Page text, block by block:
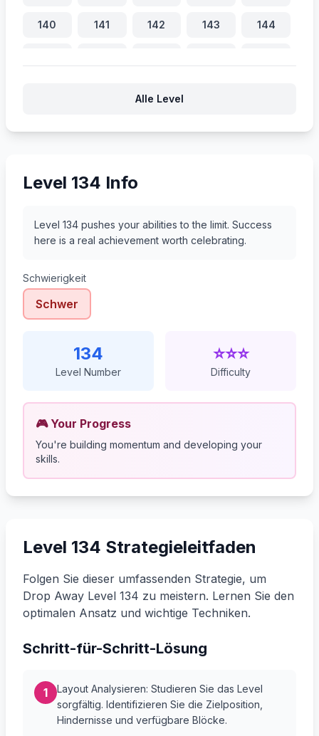
140 141 142 143 144
Alle Level
Level 134 Info
Level 134 pushes your abilities to the limit. Success
here is a real achievement worth celebrating.
Schwierigkeit
Schwer
134
Level Number
⭐⭐⭐
Difficulty
🎮 Your Progress
You're building momentum and developing your
skills.
Level 134 Strategieleitfaden
Folgen Sie dieser umfassenden Strategie, um
Drop Away Level 134 zu meistern. Lernen Sie den
optimalen Ansatz und wichtige Techniken.
Schritt-für-Schritt-Lösung
1
Layout Analysieren: Studieren Sie das Level
sorgfältig. Identifizieren Sie die Zielposition,
Hindernisse und verfügbare Blöcke.